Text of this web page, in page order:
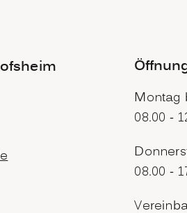
Montag
08.00 -
08.00 -